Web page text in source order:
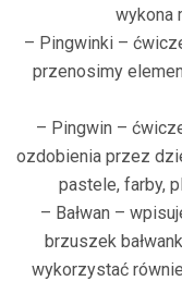
wykona
– Pingwinki –
przenosimy
– Pingwin –
ozdobienia przez
pastele, farby,
– Bałwan –
brzuszek
wykorzystać